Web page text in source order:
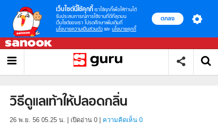
เว็บไซต์นี้ใช้คุกกี้ เราใช้คุกกี้เพื่อให้ท่านได้
รับประสบการณ์การใช้งานที่ดีที่สุดบน
เว็บไซต์ของเรา โปรดศึกษาเพิ่มเติมที่
นโยบายความเป็นส่วนตัว และ นโยบายคุกกี้
ตกลง
วิธีดูแลเท้าให้ปลอดกลิ่น
26 พ.ย. 56 05.25 น. เปิดอ่าน 0 ความคิดเห็น 0